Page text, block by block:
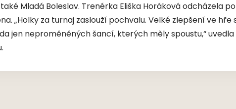
Mladá Boleslav. Trenérka Eliška Horáková odcházela
„Holky za turnaj zaslouží pochvalu. Velké zlepšení ve
jen neproměněných šancí, kterých měly spoustu,“